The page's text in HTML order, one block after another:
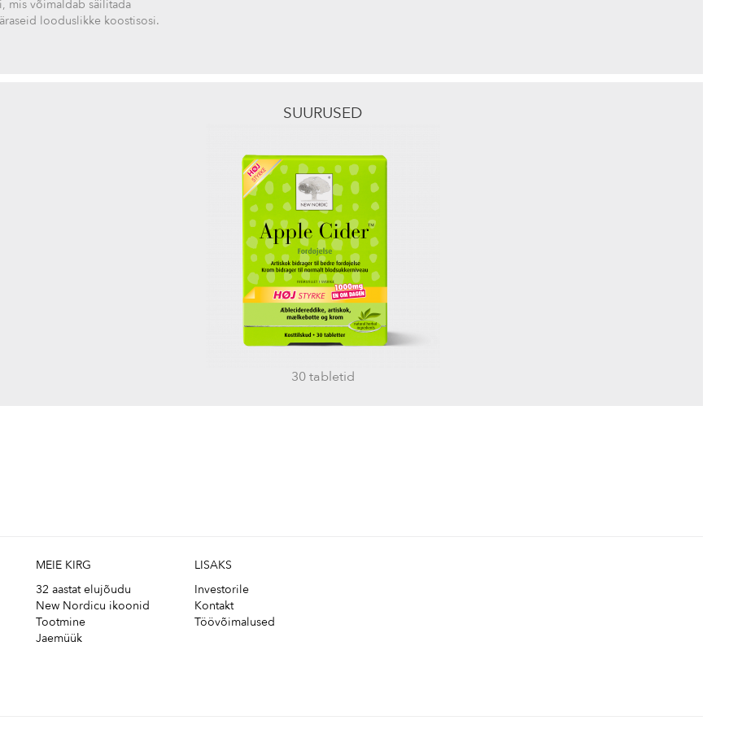
mis võimaldab säilitada
looduslikke koostisosi.
SUURUSED
30 tabletid
MEIE KIRG
32 aastat elujõudu
New Nordicu ikoonid
Tootmine
Jaemüük
LISAKS
Investorile
Kontakt
Töövõimalused